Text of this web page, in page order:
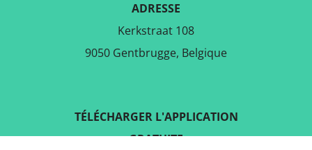
ADRESSE
Kerkstraat 108
9050 Gentbrugge, Belgique
TÉLÉCHARGER L'APPLICATION
GRATUITE